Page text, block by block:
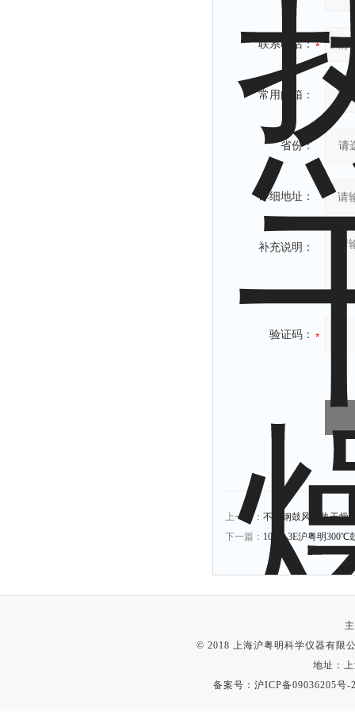
联系电话：
常用邮箱：
省份：
详细地址：
补充说明：
验证码：
上一篇： 不锈钢鼓风电热干燥
下一篇： 101A-3E沪粤明300℃
© 2018 上海沪粤明科学仪器有限
地址：
备案号：沪ICP备09036205号-